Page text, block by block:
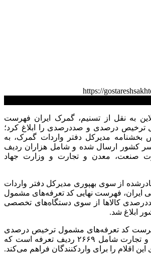
https://
به نقل از تسنیم، گمرک ایران فهرست
ترخیص درصدی و صددرصدی را ابلاغ کرد؛
مدیرکل دفتر واردات گمرک، به
کشور ارسال شده و شامل هزاران ردیف
صنعت، معدن و تجارت و وزارت جهاد
از سوی بهپوری مدیرکل دفتر واردات
ایران، فهرست نهایی کد تعرفه‌های مشمول
کالاها از سوی دستگاه‌های تخصصی
ابلاغ شد.
فهرست کد تعرفه‌های مشمول ترخیص درصدی
وزارت صنعت، معدن و تجارت شامل ۲۶۶۹ ردیف تعرفه است که
اقلام را برای واردکنندگان فراهم می‌کند.